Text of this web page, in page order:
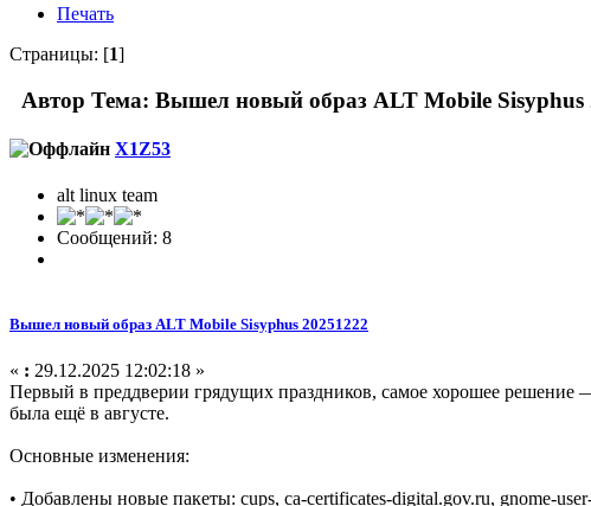
Печать
Страницы: [1]
Автор Тема: Вышел новый образ ALT Mobile Sisyphus
X1Z53
alt linux team
Сообщений: 8
Вышел новый образ ALT Mobile Sisyphus 20251222
« : 29.12.2025 12:02:18 »
Первый в преддверии грядущих праздников, самое хорошее решение
была ещё в августе.
Основные изменения:
• Добавлены новые пакеты: cups, ca-certificates-digital.gov.ru, gnome-